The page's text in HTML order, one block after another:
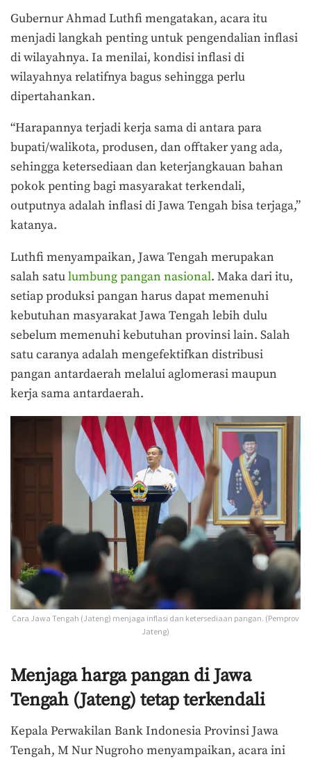
Gubernur Ahmad Luthfi mengatakan, acara itu
menjadi langkah penting untuk pengendalian inflasi
di wilayahnya. Ia menilai, kondisi inflasi di
wilayahnya relatifnya bagus sehingga perlu
dipertahankan.
“Harapannya terjadi kerja sama di antara para
bupati/walikota, produsen, dan offtaker yang ada,
sehingga ketersediaan dan keterjangkauan bahan
pokok penting bagi masyarakat terkendali,
outputnya adalah inflasi di Jawa Tengah bisa terjaga,”
katanya.
Luthfi menyampaikan, Jawa Tengah merupakan
salah satulumbung pangan nasional. Maka dari itu,
setiap produksi pangan harus dapat memenuhi
kebutuhan masyarakat Jawa Tengah lebih dulu
sebelum memenuhi kebutuhan provinsi lain. Salah
satu caranya adalah mengefektifkan distribusi
pangan antardaerah melalui aglomerasi maupun
kerja sama antardaerah.
Cara Jawa Tengah (Jateng) menjaga inflasi dan ketersediaan pangan. (Pemprov
Jateng)
Menjaga harga pangan di Jawa
Tengah (Jateng) tetap terkendali
Kepala Perwakilan Bank Indonesia Provinsi Jawa
Tengah, M Nur Nugroho menyampaikan, acara ini